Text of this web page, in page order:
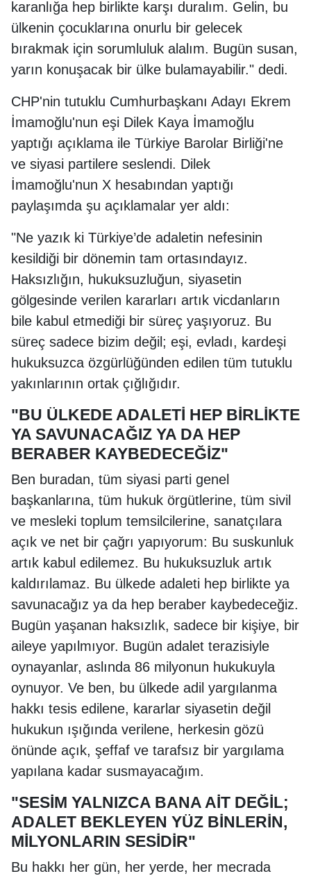
karanlığa hep birlikte karşı duralım. Gelin, bu
ülkenin çocuklarına onurlu bir gelecek
bırakmak için sorumluluk alalım. Bugün susan,
yarın konuşacak bir ülke bulamayabilir." dedi.
CHP'nin tutuklu Cumhurbaşkanı Adayı Ekrem
İmamoğlu'nun eşi Dilek Kaya İmamoğlu
yaptığı açıklama ile Türkiye Barolar Birliği'ne
ve siyasi partilere seslendi. Dilek
İmamoğlu'nun X hesabından yaptığı
paylaşımda şu açıklamalar yer aldı:
"Ne yazık ki Türkiye’de adaletin nefesinin
kesildiği bir dönemin tam ortasındayız.
Haksızlığın, hukuksuzluğun, siyasetin
gölgesinde verilen kararları artık vicdanların
bile kabul etmediği bir süreç yaşıyoruz. Bu
süreç sadece bizim değil; eşi, evladı, kardeşi
hukuksuzca özgürlüğünden edilen tüm tutuklu
yakınlarının ortak çığlığıdır.
"BU ÜLKEDE ADALETİ HEP BİRLİKTE
YA SAVUNACAĞIZ YA DA HEP
BERABER KAYBEDECEĞİZ"
Ben buradan, tüm siyasi parti genel
başkanlarına, tüm hukuk örgütlerine, tüm sivil
ve mesleki toplum temsilcilerine, sanatçılara
açık ve net bir çağrı yapıyorum: Bu suskunluk
artık kabul edilemez. Bu hukuksuzluk artık
kaldırılamaz. Bu ülkede adaleti hep birlikte ya
savunacağız ya da hep beraber kaybedeceğiz.
Bugün yaşanan haksızlık, sadece bir kişiye, bir
aileye yapılmıyor. Bugün adalet terazisiyle
oynayanlar, aslında 86 milyonun hukukuyla
oynuyor. Ve ben, bu ülkede adil yargılanma
hakkı tesis edilene, kararlar siyasetin değil
hukukun ışığında verilene, herkesin gözü
önünde açık, şeffaf ve tarafsız bir yargılama
yapılana kadar susmayacağım.
"SESİM YALNIZCA BANA AİT DEĞİL;
ADALET BEKLEYEN YÜZ BİNLERİN,
MİLYONLARIN SESİDİR"
Bu hakkı her gün, her yerde, her mecrada